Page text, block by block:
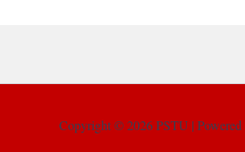
Copyright © 2026 PSTU | Powered